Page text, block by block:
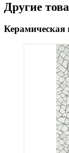
Другие
Керамическая